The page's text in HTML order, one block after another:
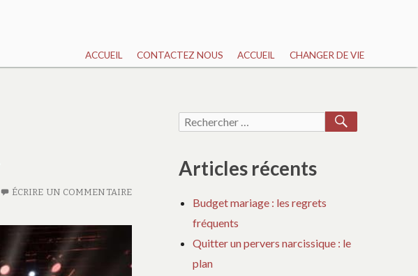
ACCUEIL CONTACTEZ NOUS ACCUEIL CHANGER DE VIE
ÉCRIRE UN COMMENTAIRE
Recherche
Articles récents
Budget mariage : les regrets
fréquents
Quitter un pervers narcissique : le
plan